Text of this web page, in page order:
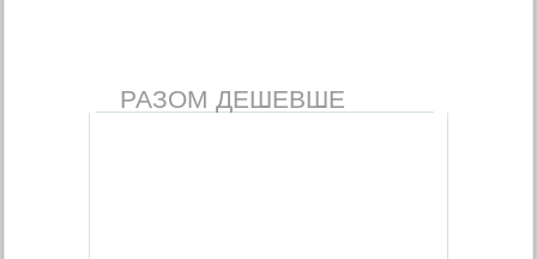
РАЗОМ ДЕШЕВШЕ